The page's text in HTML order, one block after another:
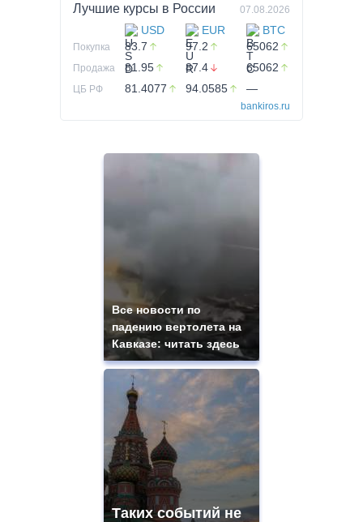
Лучшие курсы в России 07.08.2026
USD EUR BTC
Покупка 83.7 97.2 65062
Продажа 81.95 87.4 65062
ЦБ РФ 81.4077 94.0585 —
bankiros.ru
Все новости по
падению вертолета на
Кавказе: читать здесь
Таких событий не